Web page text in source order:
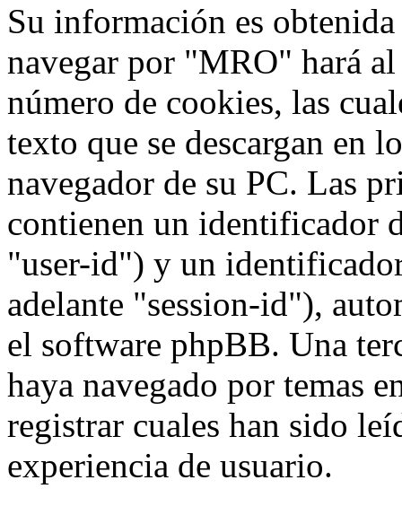
Su información es
navegar por "MRO" hará
número de cookies, las
texto que se descargan en
navegador de su PC. Las
contienen un identificador
"user-id") y un
adelante "session-id"),
el software phpBB. Una
haya navegado por temas
registrar cuales han sido
experiencia de usuario.